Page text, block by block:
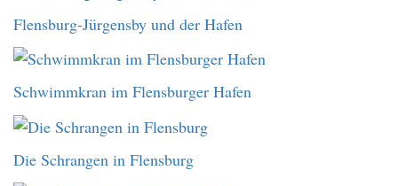
Flensburg-Jürgensby und der Hafen
Schwimmkran im Flensburger Hafen
Die Schrangen in Flensburg